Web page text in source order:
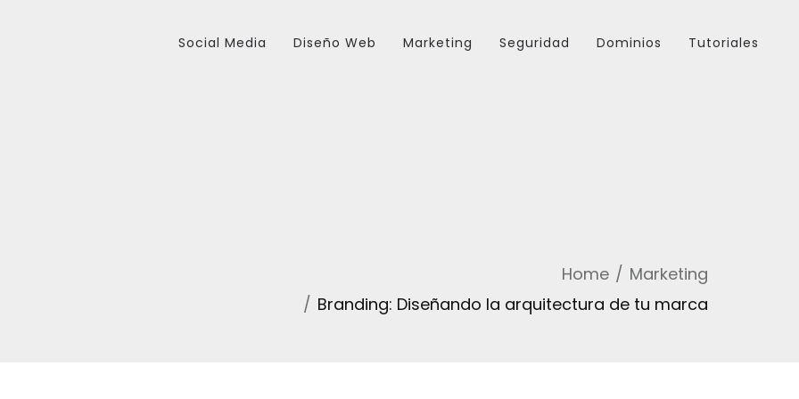
Social Media Diseño Web Marketing Seguridad Dominios Tutoriales
Home
Marketing
Branding: Diseñando la arquitectura de tu marca